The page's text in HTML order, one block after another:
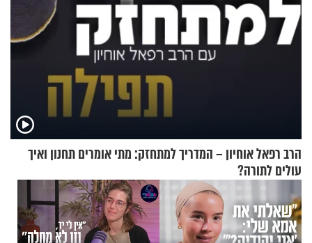
הרב רפאל אוחיון – המדריך למתחזק: מתי אומרים תחנון ואיך
עולים לתורה?